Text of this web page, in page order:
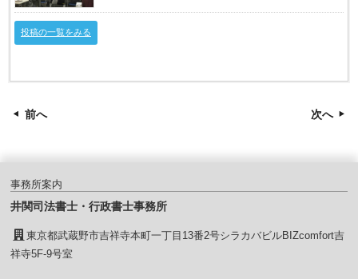
投稿の一覧をみる
前へ 次へ
事務所案内
井関司法書士・行政書士事務所
東京都武蔵野市吉祥寺本町一丁目13番2号シラカバビルBIZcomfort吉
祥寺5F-9号室